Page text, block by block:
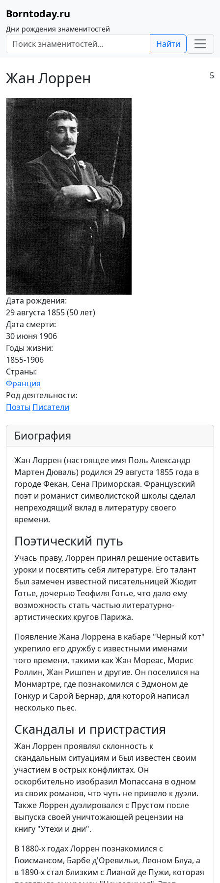
Borntoday.ru
Дни рождения знаменитостей
Найти
Жан Лоррен 5
Дата рождения:
29 августа 1855 (50 лет)
Дата смерти:
30 июня 1906
Годы жизни:
1855-1906
Страны:
Франция
Род деятельности:
Поэты Писатели
Биография
Жан Лоррен (настоящее имя Поль Александр
Мартен Дюваль) родился 29 августа 1855 года в
городе Фекан, Сена Приморская. Французский
поэт и романист символистской школы сделал
непреходящий вклад в литературу своего
времени.
Поэтический путь
Учась праву, Лоррен принял решение оставить
уроки и посвятить себя литературе. Его талант
был замечен известной писательницей Жюдит
Готье, дочерью Теофиля Готье, что дало ему
возможность стать частью литературно-
артистических кругов Парижа.
Появление Жана Лоррена в кабаре "Черный кот"
укрепило его дружбу с известными именами
того времени, такими как Жан Мореас, Морис
Роллин, Жан Ришпен и другие. Он поселился на
Монмартре, где познакомился с Эдмоном де
Гонкур и Сарой Бернар, для которой написал
несколько пьес.
Скандалы и пристрастия
Жан Лоррен проявлял склонность к
скандальным ситуациям и был известен своим
участием в острых конфликтах. Он
оскорбительно изобразил Мопассана в одном
из своих романов, что чуть не привело к дуэли.
Также Лоррен дуэлировался с Прустом после
выпуска своей уничтожающей рецензии на
книгу "Утехи и дни".
В 1880-х годах Лоррен познакомился с
Гюисмансом, Барбе д'Оревильи, Леоном Блуа, а
в 1890-х стал близким с Лианой де Пужи, которая